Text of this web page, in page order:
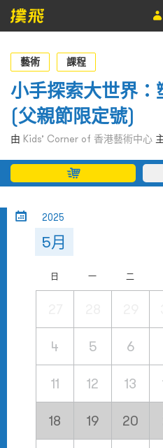
節目
主辦單位
關於撲飛
條款及細則
EN
藝術 課程
小手探索大世界
(父親節限定號)
由 Kids’ Corner of 香港藝術中心
2025
5月
日 一 二
4 5 6
11 12 13
18 19 20